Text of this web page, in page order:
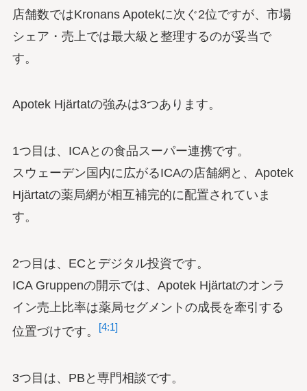
店舗数ではKronans Apotekに次ぐ2位ですが、市場
シェア・売上では最大級と整理するのが妥当で
す。
Apotek Hjärtatの強みは3つあります。
1つ目は、ICAとの食品スーパー連携です。
スウェーデン国内に広がるICAの店舗網と、Apotek
Hjärtatの薬局網が相互補完的に配置されていま
す。
2つ目は、ECとデジタル投資です。
ICA Gruppenの開示では、Apotek Hjärtatのオンラ
イン売上比率は薬局セグメントの成長を牽引する
位置づけです。
[4:1]
3つ目は、PBと専門相談です。